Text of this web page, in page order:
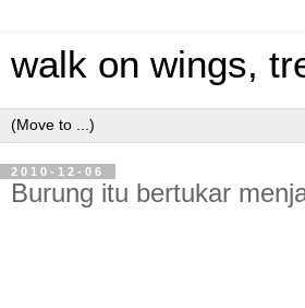
walk on wings,
2010-12-06
Burung itu bertukar